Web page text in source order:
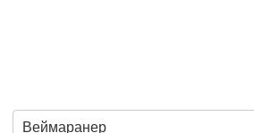
Веймаранер